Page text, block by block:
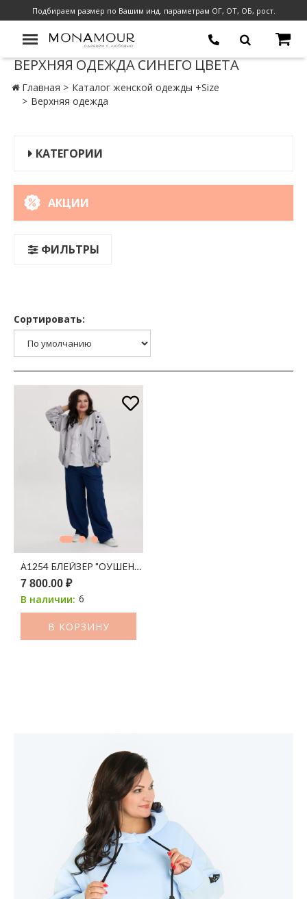
Подбираем размер по Вашим инд. параметрам ОГ, ОТ, ОБ, рост.
ВЕРХНЯЯ ОДЕЖДА СИНЕГО ЦВЕТА
Главная
Каталог женской одежды +Size
Верхняя одежда
КАТЕГОРИИ
АКЦИИ
ФИЛЬТРЫ
Сортировать:
А1254 БЛЕЙЗЕР "ОУШЕН" ТЕМНО-СИНИЙ ПРИНТ ЦВЕТЫ
7 800.00 ₽
В наличии: 6
В КОРЗИНУ